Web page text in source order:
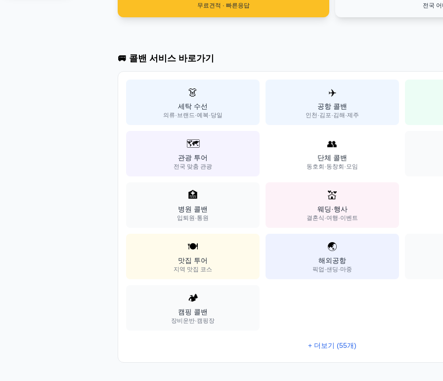
무료견적 · 빠른응답 전국
🚐 콜밴 서비스 바로가기
👗
세탁 수선
의류·브랜드·예복·당일
✈️
공항 콜밴
인천·김포·김해·제주
🗺️
관광 투어
전국 맞춤 관광
👥
단체 콜밴
동호회·동창회·모임
🏥
병원 콜밴
입퇴원·통원
💒
웨딩·행사
결혼식·여행·이벤트
🍽️
맛집 투어
지역 맛집 코스
🌏
해외공항
픽업·샌딩·마중
🏕️
캠핑 콜밴
장비운반·캠핑장
+ 더보기 (55개)